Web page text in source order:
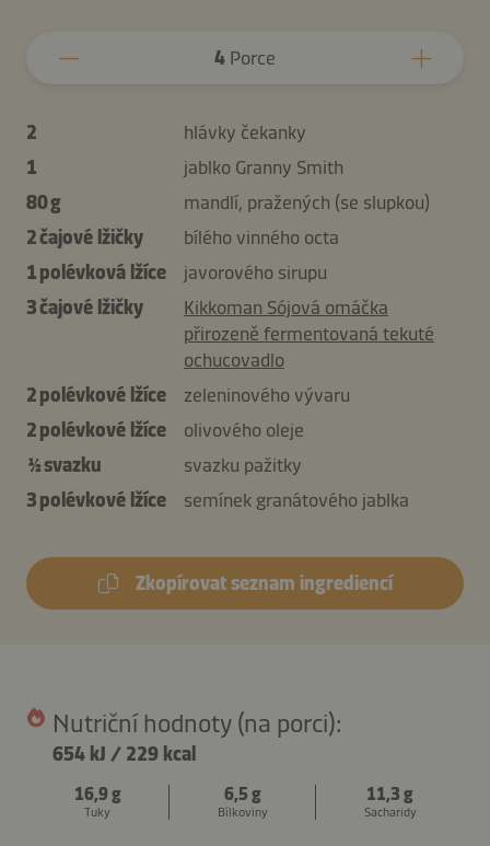
4 Porce
2
hlávky čekanky
1
jablko Granny Smith
80 g
mandlí, pražených (se slupkou)
2 čajové lžičky
bílého vinného octa
1 polévková lžíce
javorového sirupu
3 čajové lžičky
Kikkoman Sójová omáčka
přirozeně fermentovaná tekuté
ochucovadlo
2 polévkové lžíce
zeleninového vývaru
2 polévkové lžíce
olivového oleje
½ svazku
svazku pažitky
3 polévkové lžíce
semínek granátového jablka
Zkopírovat seznam ingrediencí
Nutriční hodnoty (na porci):
654 kJ / 229 kcal
16,9 g
Tuky
6,5 g
Bílkoviny
11,3 g
Sacharidy